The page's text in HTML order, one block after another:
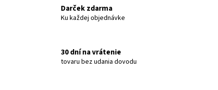
Darček zdarma
Ku každej objednávke
30 dní na vrátenie
tovaru bez udania dovodu